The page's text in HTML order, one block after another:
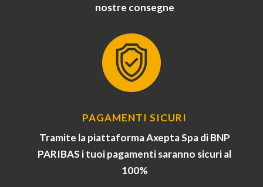
nostre consegne
PAGAMENTI SICURI
Tramite la piattaforma Axepta Spa di BNP
PARIBAS i tuoi pagamenti saranno sicuri al
100%